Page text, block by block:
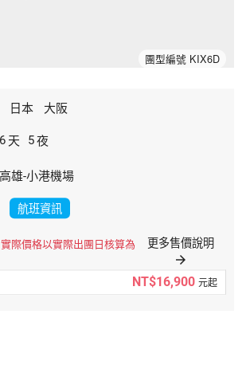
團型編號 KIX6D
日本 大阪
6 天 5夜
高雄-小港機場
航班資訊
際價格以實際出團日核算為
更多售價說明
arrow_forward
NT$16,900 元起